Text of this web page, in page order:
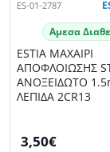
ES-01-2787
Αμεσα
ESTIA ΜΑΧΑΙΡΙ
ΑΠΟΦΛΟΙΩΣΗΣ
ΑΝΟΞΕΙΔΩΤΟ
ΛΕΠΙΔΑ 2CR13
3,50€